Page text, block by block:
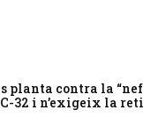
planta contra la
32 i n’exigeix la